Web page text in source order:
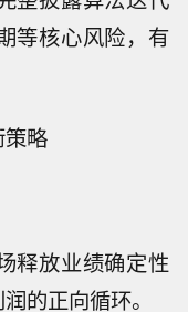
等核心风险，有
略
释放业绩确定性
的正向循环。